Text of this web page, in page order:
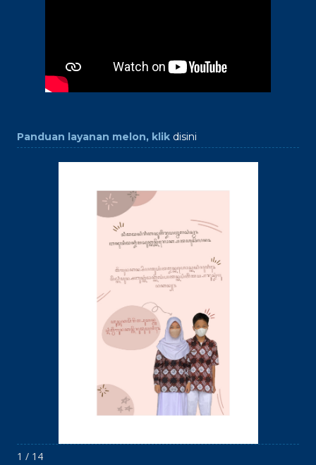
Panduan layanan melon, klik disini
1 / 14